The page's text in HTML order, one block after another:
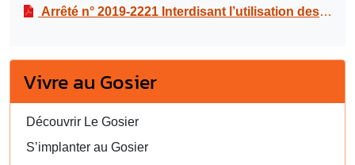
Arrêté n° 2019-2221 Interdisant l’utilisation des pétards, des produits explosifs sur le territoire du Gosier, du dimanche 1er décembre 2019 au jeudi 19 mars 2020
Vivre au Gosier
Découvrir Le Gosier
S’implanter au Gosier